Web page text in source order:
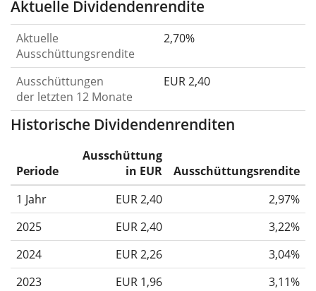
Aktuelle Dividendenrendite
Aktuelle
Ausschüttungsrendite
2,70%
Ausschüttungen
der letzten 12 Monate
EUR 2,40
Historische Dividendenrenditen
Periode
Ausschüttung
in EUR
Ausschüttungsrendite
1 Jahr
EUR 2,40
2,97%
2025
EUR 2,40
3,22%
2024
EUR 2,26
3,04%
2023
EUR 1,96
3,11%